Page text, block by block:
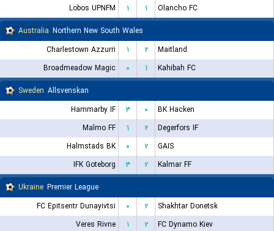
Lobos UPNFM
۱ ۱
Olancho FC
Australia Northern New South Wales
Charlestown Azzurri
۱ ۲
Maitland
Broadmeadow Magic
۰ ۱
Kahibah FC
Sweden Allsvenskan
Hammarby IF
۳ ۰
BK Hacken
Malmo FF
۱ ۲
Degerfors IF
Halmstads BK
۰ ۲
GAIS
IFK Goteborg
۳ ۲
Kalmar FF
Ukraine Premier League
FC Epitsentr Dunayivtsi
۰ ۲
Shakhtar Donetsk
Veres Rivne
۱ ۲
FC Dynamo Kiev